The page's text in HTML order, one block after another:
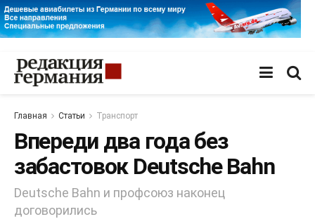
Главная Статьи Транспорт
Впереди два года без
забастовок Deutsche Bahn
Deutsche Bahn и профсоюз наконец
договорились